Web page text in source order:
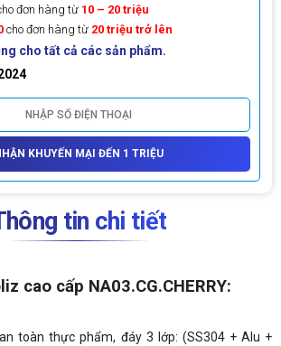
đơn hàng từ 10 – 20 triệu
cho đơn hàng từ 20 triệu trở lên
cho tất cả các sản phẩm.
KHUYẾN MẠI ĐẾN 1 TRIỆU
tin chi tiết
cao cấp NA03.CG.CHERRY:
toàn thực phẩm, đáy 3 lớp: (SS304 + Alu +